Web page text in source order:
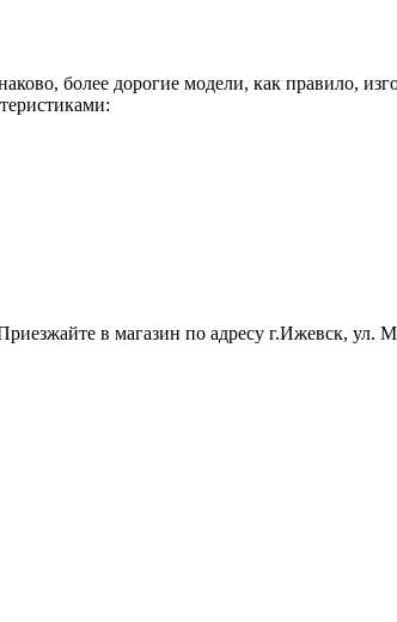
более дорогие модели, как правило,
в магазин по адресу г.Ижевск, ул.